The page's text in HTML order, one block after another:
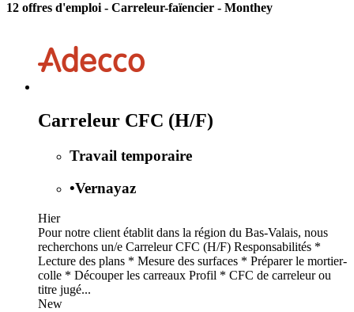
12 offres d'emploi - Carreleur-faïencier - Monthey
Carreleur CFC (H/F)
Travail temporaire
•Vernayaz
Hier
Pour notre client établit dans la région du Bas-Valais, nous
recherchons un/e Carreleur CFC (H/F) Responsabilités *
Lecture des plans * Mesure des surfaces * Préparer le mortier-
colle * Découper les carreaux Profil * CFC de carreleur ou
titre jugé...
New